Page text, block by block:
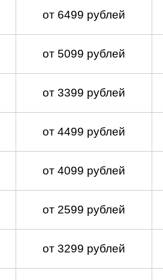
от 6499 рублей
от 5099 рублей
от 3399 рублей
от 4499 рублей
от 4099 рублей
от 2599 рублей
от 3299 рублей